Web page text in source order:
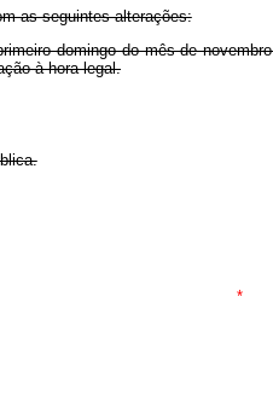
as seguintes alterações:
domingo do mês de
à hora legal.
*